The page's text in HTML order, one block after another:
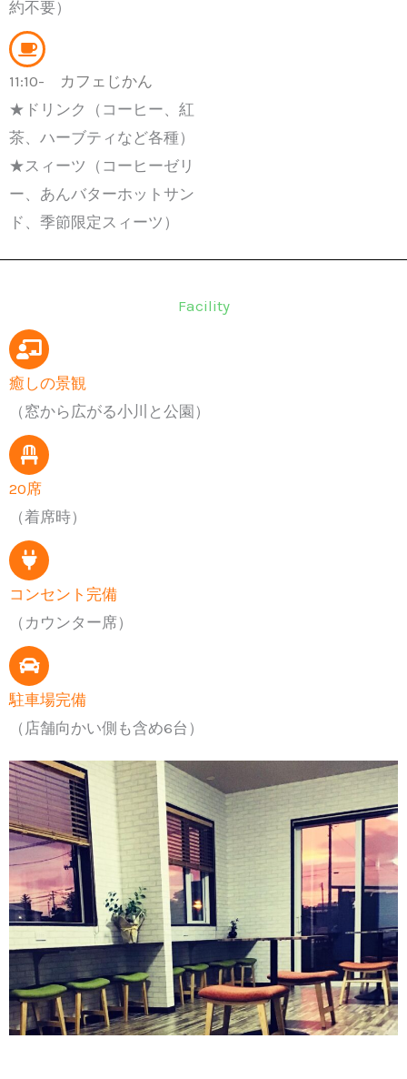
約不要）
11:10- カフェじかん
★ドリンク（コーヒー、紅
茶、ハーブティなど各種）
★スィーツ（コーヒーゼリ
ー、あんバターホットサン
ド、季節限定スィーツ）
Facility
癒しの景観
（窓から広がる小川と公園）
20席
（着席時）
コンセント完備
（カウンター席）
駐車場完備
（店舗向かい側も含め6台）